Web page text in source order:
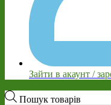
Зайти в акаунт /
Пошук товарів